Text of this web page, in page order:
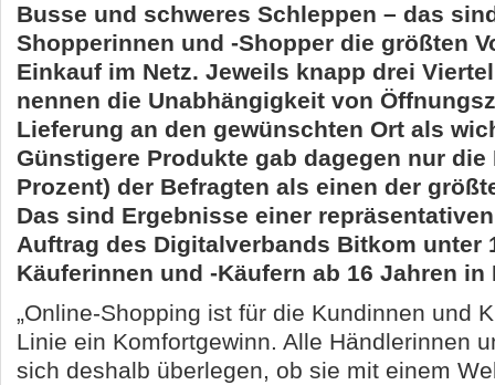
Busse und schweres Schleppen – das
Shopperinnen und -Shopper die größten
Einkauf im Netz. Jeweils knapp drei
nennen die Unabhängigkeit von
Lieferung an den gewünschten Ort als
Günstigere Produkte gab dagegen nur die
Prozent) der Befragten als einen der
Das sind Ergebnisse einer
Auftrag des Digitalverbands Bitkom unter
Käuferinnen und -Käufern ab 16 Jahren in
„Online-Shopping ist für die Kundinnen und
Linie ein Komfortgewinn. Alle Händlerinnen
sich deshalb überlegen, ob sie mit einem